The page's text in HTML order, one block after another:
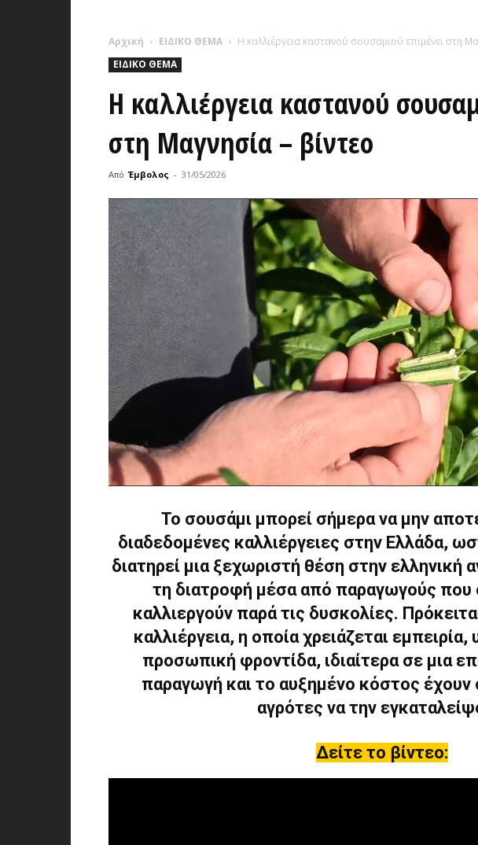
Αρχική ΕΙΔΙΚΟ ΘΕΜΑ
Η καλλιέργεια καστανού σουσαμιού επιμένει στη
ΕΙΔΙΚΟ ΘΕΜΑ
Η καλλιέργεια καστανού
στη Μαγνησία – βίντεο
Από Έμβολος - 31/05/2026
Το σουσάμι μπορεί σήμερα να μην
διαδεδομένες καλλιέργειες στην Ελλάδα,
διατηρεί μια ξεχωριστή θέση στην ελληνική
τη διατροφή μέσα από παραγωγούς που
καλλιεργούν παρά τις δυσκολίες.
καλλιέργεια, η οποία χρειάζεται
προσωπική φροντίδα, ιδιαίτερα σε μια
παραγωγή και το αυξημένο κόστος έχουν
αγρότες να την
Δείτε το βίντεο: